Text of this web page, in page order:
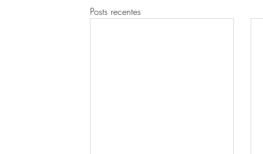
Posts recentes